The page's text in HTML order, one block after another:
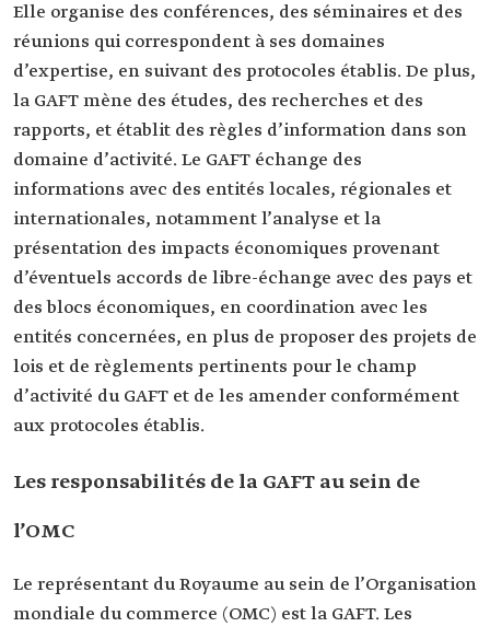
Elle organise des conférences, des séminaires et des
réunions qui correspondent à ses domaines
d’expertise, en suivant des protocoles établis. De plus,
la GAFT mène des études, des recherches et des
rapports, et établit des règles d’information dans son
domaine d’activité. Le GAFT échange des
informations avec des entités locales, régionales et
internationales, notamment l’analyse et la
présentation des impacts économiques provenant
d’éventuels accords de libre-échange avec des pays et
des blocs économiques, en coordination avec les
entités concernées, en plus de proposer des projets de
lois et de règlements pertinents pour le champ
d’activité du GAFT et de les amender conformément
aux protocoles établis.
Les responsabilités de la GAFT au sein de
l’OMC
Le représentant du Royaume au sein de l’Organisation
mondiale du commerce (OMC) est la GAFT. Les